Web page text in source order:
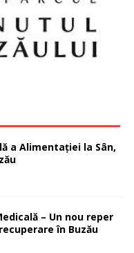
a Alimentației la Sân,
– Un nou reper
în Buzău